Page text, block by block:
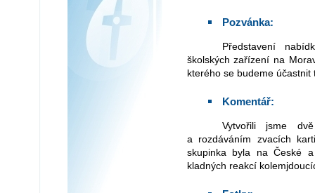
Pozvánka:
Představení nabídky církevních vzdělávacích a výchovných
školských zařízení na
kterého se budeme účastnit
Komentář:
Vytvořili jsme dvě hudební skupinky a zpěvem, hudbou
a rozdáváním zvacích
skupinka byla na České
kladných reakcí